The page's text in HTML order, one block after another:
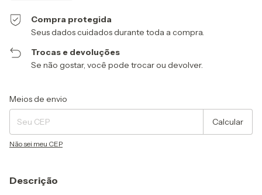
Compra protegida
Seus dados cuidados durante toda a compra.
Trocas e devoluções
Se não gostar, você pode trocar ou devolver.
Entregas para o CEP:
Meios de envio
Calcular
Não sei meu CEP
Descrição